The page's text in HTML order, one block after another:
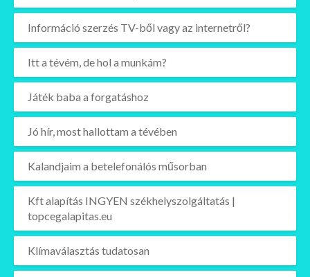
Információ szerzés TV-ből vagy az internetről?
Itt a tévém, de hol a munkám?
Játék baba a forgatáshoz
Jó hír, most hallottam a tévében
Kalandjaim a betelefonálós műsorban
Kft alapítás INGYEN székhelyszolgáltatás |
topcegalapitas.eu
Klímaválasztás tudatosan